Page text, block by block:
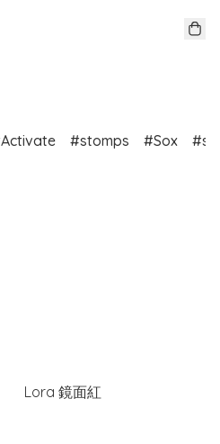
Activate stomps Sox
Lora 鏡面紅